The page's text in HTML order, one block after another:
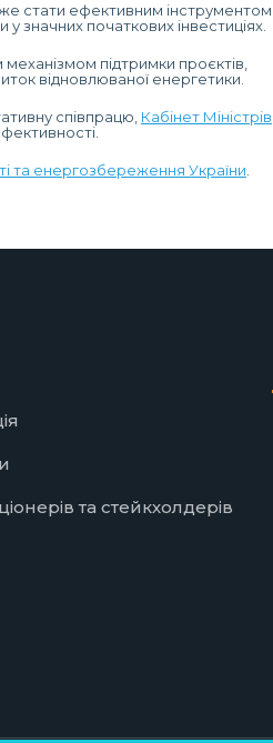
стати ефективним інструментом
значних початкових інвестиціях.
підтримки проєктів,
відновлюваної енергетики.
співпрацю, Кабінет Міністрів
та енергозбереження України
та стейкхолдерів